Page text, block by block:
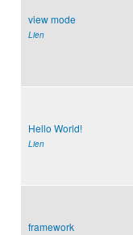
view mode
Lien
Hello World!
Lien
framework